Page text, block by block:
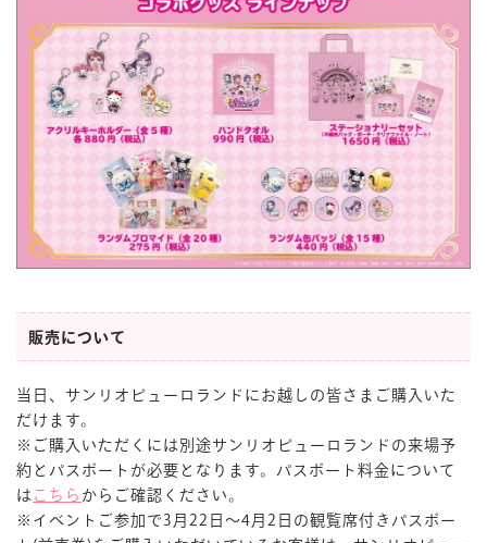
販売について
当日、サンリオピューロランドにお越しの皆さまご購入いた
だけます。
※ご購入いただくには別途サンリオピューロランドの来場予
約とパスポートが必要となります。パスポート料金について
は こちら からご確認ください。
※イベントご参加で3月22日～4月2日の観覧席付きパスポー